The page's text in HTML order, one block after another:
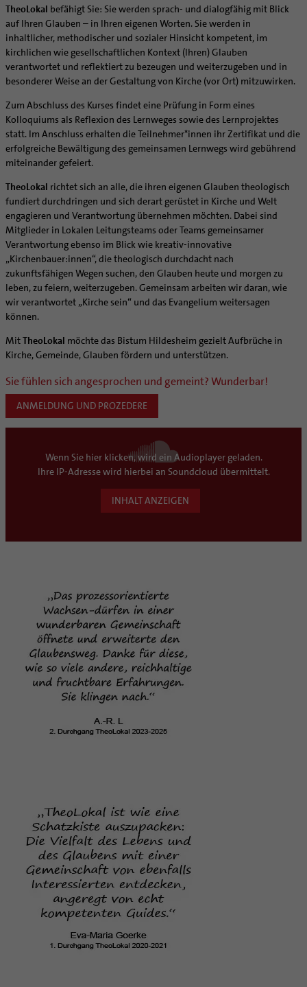
TheoLokal befähigt Sie: Sie werden sprach- und dialogfähig mit Blick
auf Ihren Glauben – in Ihren eigenen Worten. Sie werden in
inhaltlicher, methodischer und sozialer Hinsicht kompetent, im
kirchlichen wie gesellschaftlichen Kontext (Ihren) Glauben
verantwortet und reflektiert zu bezeugen und weiterzugeben und in
besonderer Weise an der Gestaltung von Kirche (vor Ort) mitzuwirken.
Zum Abschluss des Kurses findet eine Prüfung in Form eines
Kolloquiums als Reflexion des Lernweges sowie des Lernprojektes
statt. Im Anschluss erhalten die Teilnehmer*innen ihr Zertifikat und die
erfolgreiche Bewältigung des gemeinsamen Lernwegs wird gebührend
miteinander gefeiert.
TheoLokal richtet sich an alle, die ihren eigenen Glauben theologisch
fundiert durchdringen und sich derart gerüstet in Kirche und Welt
engagieren und Verantwortung übernehmen möchten. Dabei sind
Mitglieder in Lokalen Leitungsteams oder Teams gemeinsamer
Verantwortung ebenso im Blick wie kreativ-innovative
„Kirchenbauer:innen“, die theologisch durchdacht nach
zukunftsfähigen Wegen suchen, den Glauben heute und morgen zu
leben, zu feiern, weiterzugeben. Gemeinsam arbeiten wir daran, wie
wir verantwortet „Kirche sein“ und das Evangelium weitersagen
können.
MitTheoLokal möchte das Bistum Hildesheim gezielt Aufbrüche in
Kirche, Gemeinde, Glauben fördern und unterstützen.
Sie fühlen sich angesprochen und gemeint? Wunderbar!
ANMELDUNG UND PROZEDERE
Wenn Sie hier klicken, wird ein Audioplayer geladen.
Ihre IP-Adresse wird hierbei an Soundcloud übermittelt.
INHALT ANZEIGEN